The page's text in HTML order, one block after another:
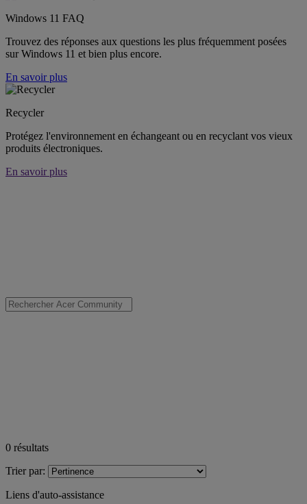
Windows 11 FAQ
Trouvez des réponses aux questions les plus fréquemment posées
sur Windows 11 et bien plus encore.
En savoir plus
Recycler
Protégez l'environnement en échangeant ou en recyclant vos vieux
produits électroniques.
En savoir plus
0 résultats
Trier par:
Liens d'auto-assistance